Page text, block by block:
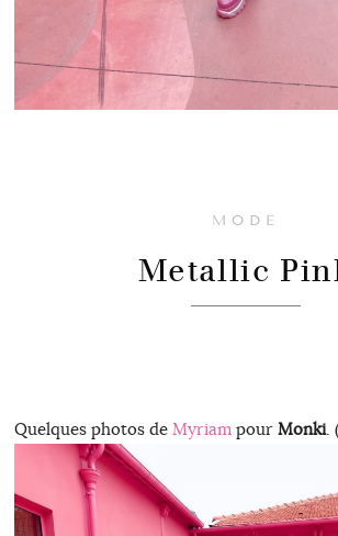
MODE
Metallic
Quelques photos de Myriam pour Monki.